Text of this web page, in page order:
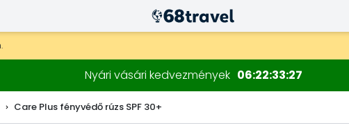
Nyári vásári kedvezmények 06223326
Care Plus fényvédő rúzs SPF 30+